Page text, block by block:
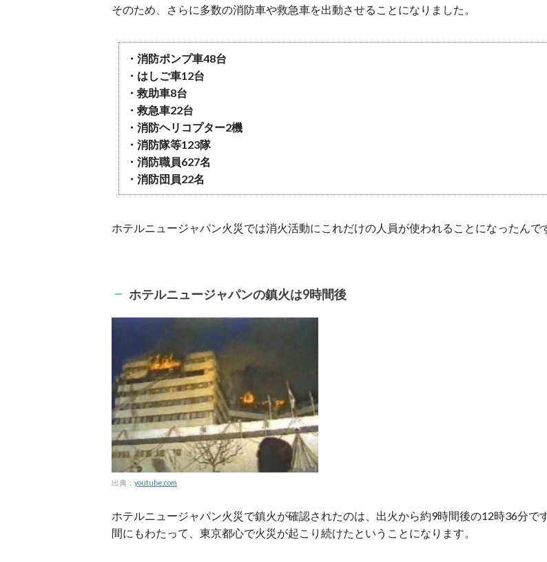
そのため、さらに多数の消防車や救急車を出動させることになりました。
・消防ポンプ車48台
・はしご車12台
・救助車8台
・救急車22台
・消防ヘリコプター2機
・消防隊等123隊
・消防職員627名
・消防団員22名
ホテルニュージャパン火災では消火活動にこれだけの人員が使われることになったんで
ホテルニュージャパンの鎮火は9時間後
出典： youtube.com
ホテルニュージャパン火災で鎮火が確認されたのは、出火から約9時間後の12時36分で
間にもわたって、東京都心で火災が起こり続けたということになります。